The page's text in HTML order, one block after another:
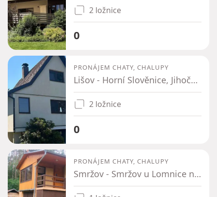
2 ložnice
0
PRONÁJEM CHATY, CHALUPY
Lišov - Horní Slověnice, Jihočeský kraj
2 ložnice
0
PRONÁJEM CHATY, CHALUPY
Smržov - Smržov u Lomnice nad Lužnicí, Jihočeský kraj